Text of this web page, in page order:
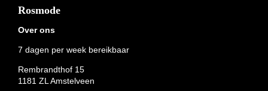
Footer
Rosmode
Over ons
7 dagen per week bereikbaar
Rembrandthof 15
1181 ZL Amstelveen